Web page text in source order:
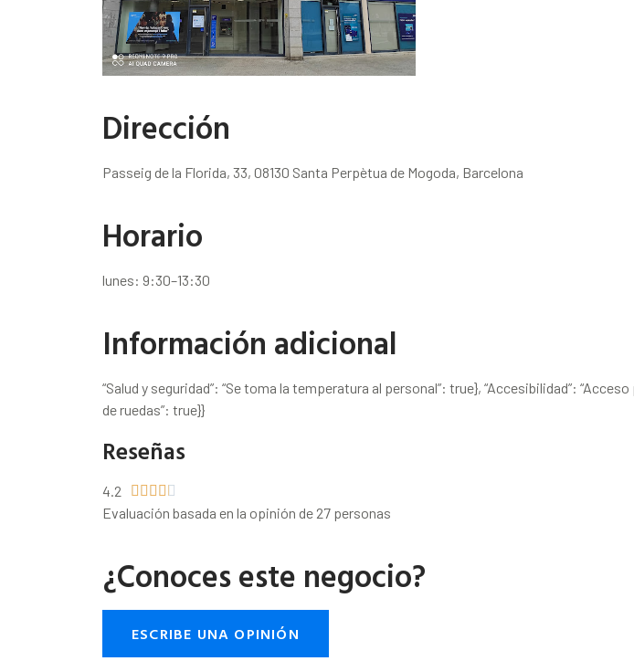
Dirección
Passeig de la Florida, 33, 08130 Santa Perpètua de Mogoda, Barcelona
Horario
lunes: 9:30–13:30
Información adicional
“Salud y seguridad”: “Se toma la temperatura al personal”: true}, “Accesibilidad”:
de ruedas”: true}}
Reseñas
4.2     
Evaluación basada en la opinión de 27 personas
¿Conoces este negocio?
ESCRIBE UNA OPINIÓN